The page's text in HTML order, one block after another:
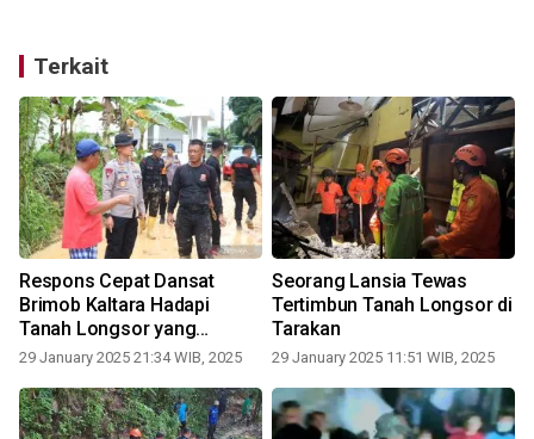
Terkait
Respons Cepat Dansat
Brimob Kaltara Hadapi
Tanah Longsor yang
Mengisolasi Warga di Kota
29 January 2025 21:34 WIB, 2025
Seorang Lansia Tewas
Tertimbun Tanah Longsor di
Tarakan
29 January 2025 11:51 WIB, 2025